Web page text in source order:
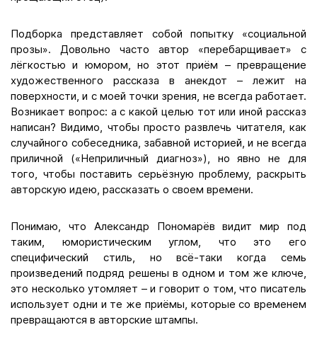
Подборка представляет собой попытку «социальной
прозы». Довольно часто автор «перебарщивает» с
лёгкостью и юмором, но этот приём – превращение
художественного рассказа в анекдот – лежит на
поверхности, и с моей точки зрения, не всегда работает.
Возникает вопрос: а с какой целью тот или иной рассказ
написан? Видимо, чтобы просто развлечь читателя, как
случайного собеседника, забавной историей, и не всегда
приличной («Неприличный диагноз»), но явно не для
того, чтобы поставить серьёзную проблему, раскрыть
авторскую идею, рассказать о своем времени.
Понимаю, что Александр Пономарёв видит мир под
таким, юмористическим углом, что это его
специфический стиль, но всё-таки когда семь
произведений подряд решены в одном и том же ключе,
это несколько утомляет – и говорит о том, что писатель
использует одни и те же приёмы, которые со временем
превращаются в авторские штампы.